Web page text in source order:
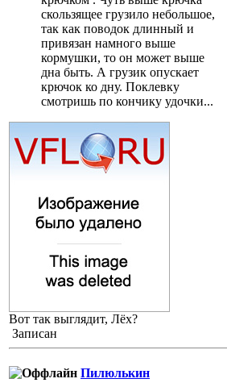
скользящее грузило небольшое,
так как поводок длинный и
привязан намного выше
кормушки, то он может выше
дна быть. А грузик опускает
крючок ко дну. Поклевку
смотришь по кончику удочки...
Вот так выглядит, Лёх?
Записан
Пилюлькин